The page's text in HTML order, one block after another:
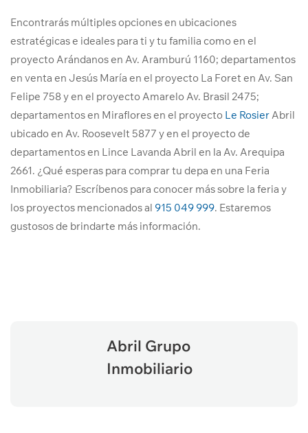
Encontrarás múltiples opciones en ubicaciones
estratégicas e ideales para ti y tu familia como en el
proyecto Arándanos en Av. Aramburú 1160; departamentos
en venta en Jesús María en el proyecto La Foret en Av. San
Felipe 758 y en el proyecto Amarelo Av. Brasil 2475;
departamentos en Miraflores en el proyecto Le RosierAbril
ubicado en Av. Roosevelt 5877 y en el proyecto de
departamentos en Lince Lavanda Abril en la Av. Arequipa
2661. ¿Qué esperas para comprar tu depa en una Feria
Inmobiliaria? Escríbenos para conocer más sobre la feria y
los proyectos mencionados al 915 049 999. Estaremos
gustosos de brindarte más información.
Abril Grupo
Inmobiliario